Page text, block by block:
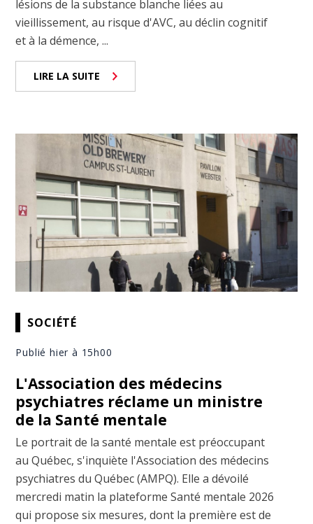
lésions de la substance blanche liées au
vieillissement, au risque d'AVC, au déclin cognitif
et à la démence, ...
LIRE LA SUITE
SOCIÉTÉ
Publié hier à 15h00
L'Association des médecins
psychiatres réclame un ministre
de la Santé mentale
Le portrait de la santé mentale est préoccupant
au Québec, s'inquiète l'Association des médecins
psychiatres du Québec (AMPQ). Elle a dévoilé
mercredi matin la plateforme Santé mentale 2026
qui propose six mesures, dont la première est de